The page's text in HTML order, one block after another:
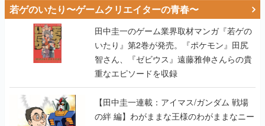
若ゲのいたり〜ゲームクリエイターの青春〜
田中圭一のゲーム業界取材マンガ『若ゲの
いたり』第2巻が発売。『ポケモン』田尻
智さん、『ゼビウス』遠藤雅伸さんらの貴
重なエピソードを収録
【田中圭一連載：アイマス/ガンダム 戦場
の絆 編】わがままな王様のわがままなニー